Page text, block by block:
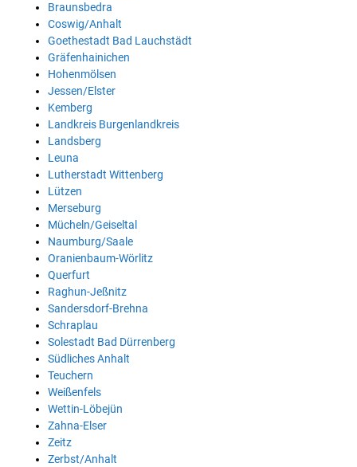
Braunsbedra
Coswig/Anhalt
Goethestadt Bad Lauchstädt
Gräfenhainichen
Hohenmölsen
Jessen/Elster
Kemberg
Landkreis Burgenlandkreis
Landsberg
Leuna
Lutherstadt Wittenberg
Lützen
Merseburg
Mücheln/Geiseltal
Naumburg/Saale
Oranienbaum-Wörlitz
Querfurt
Raghun-Jeßnitz
Sandersdorf-Brehna
Schraplau
Solestadt Bad Dürrenberg
Südliches Anhalt
Teuchern
Weißenfels
Wettin-Löbejün
Zahna-Elser
Zeitz
Zerbst/Anhalt